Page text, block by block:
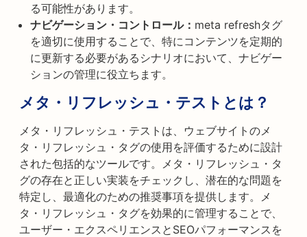
る可能性があります。
ナビゲーション・コントロール： meta refreshタグ
を適切に使用することで、特にコンテンツを定期的
に更新する必要があるシナリオにおいて、ナビゲー
ションの管理に役立ちます。
メタ・リフレッシュ・テストとは？
メタ・リフレッシュ・テストは、ウェブサイトのメ
タ・リフレッシュ・タグの使用を評価するために設計
された包括的なツールです。メタ・リフレッシュ・タ
グの存在と正しい実装をチェックし、潜在的な問題を
特定し、最適化のための推奨事項を提供します。メ
タ・リフレッシュ・タグを効果的に管理することで、
ユーザー・エクスペリエンスとSEOパフォーマンスを